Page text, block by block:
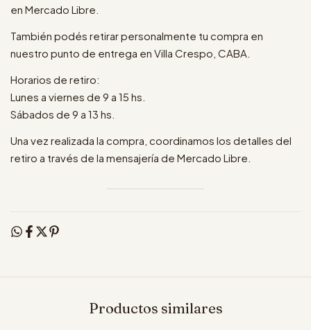
en Mercado Libre.
También podés retirar personalmente tu compra en
nuestro punto de entrega en Villa Crespo, CABA.
Horarios de retiro:
Lunes a viernes de 9 a 15 hs.
Sábados de 9 a 13 hs.
Una vez realizada la compra, coordinamos los detalles del
retiro a través de la mensajería de Mercado Libre.
Productos similares